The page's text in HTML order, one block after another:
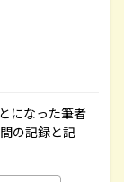
になった筆者
の記録と記